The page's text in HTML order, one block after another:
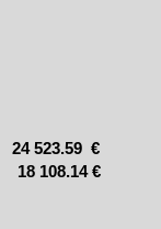
24 523.59 €
18 108.14 €